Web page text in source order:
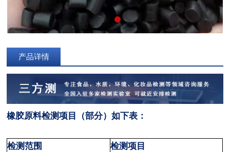
产品详情
橡胶原料检测项目（部分）如下表：
检测范围
检测项目